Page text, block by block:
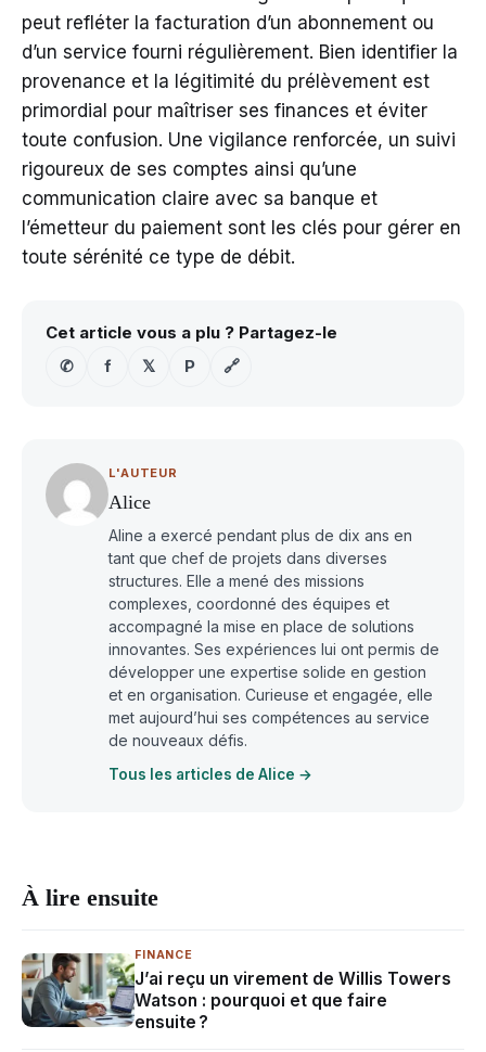
peut refléter la facturation d’un abonnement ou
d’un service fourni régulièrement. Bien identifier la
provenance et la légitimité du prélèvement est
primordial pour maîtriser ses finances et éviter
toute confusion. Une vigilance renforcée, un suivi
rigoureux de ses comptes ainsi qu’une
communication claire avec sa banque et
l’émetteur du paiement sont les clés pour gérer en
toute sérénité ce type de débit.
Cet article vous a plu ? Partagez-le
✆
f 𝕏 P 🔗
L'AUTEUR
Alice
Aline a exercé pendant plus de dix ans en
tant que chef de projets dans diverses
structures. Elle a mené des missions
complexes, coordonné des équipes et
accompagné la mise en place de solutions
innovantes. Ses expériences lui ont permis de
développer une expertise solide en gestion
et en organisation. Curieuse et engagée, elle
met aujourd’hui ses compétences au service
de nouveaux défis.
Tous les articles de Alice →
À lire ensuite
FINANCE
J’ai reçu un virement de Willis Towers
Watson : pourquoi et que faire
ensuite ?